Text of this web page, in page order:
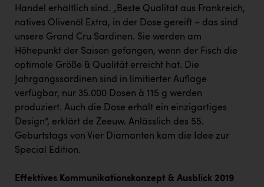
Handel erhältlich sind. „Beste Qualität aus Frankreich,
natives Olivenöl Extra, in der Dose gereift – das sind
unsere Grand Cru Sardinen. Sie werden am
Höhepunkt der Saison gefangen, wenn der Fisch die
optimale Größe & Qualität erreicht hat. Die
Jahrgangssardinen sind in limitierter Auflage
verfügbar, nur 35.000 Dosen à 115 g werden
produziert. Auch die Dose erhält ein einzigartiges
Design“, erklärt de Zeeuw. Anlässlich des 55.
Geburtstags von Vier Diamanten kam die Idee zur
Special Edition.
Effektives Kommunikationskonzept & Ausblick 2019